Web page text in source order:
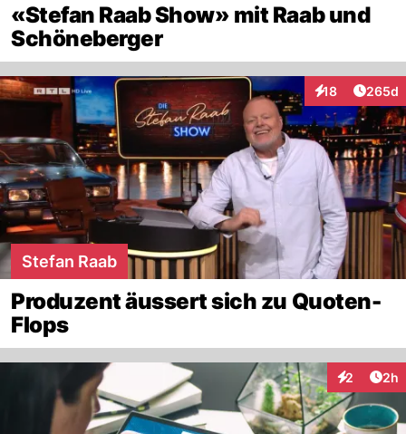
«Stefan Raab Show» mit Raab und
Schöneberger
18
Interaktionen
265d
Stefan Raab
Produzent äussert sich zu Quoten-
Flops
2 2h